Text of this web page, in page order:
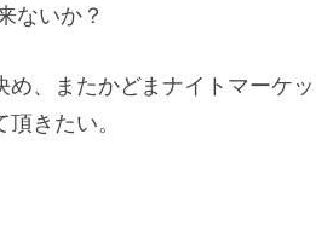
ないか？
、またかどまナイトマーケッ
きたい。